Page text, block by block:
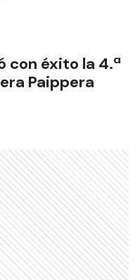
con éxito la 4.ª
Paippera